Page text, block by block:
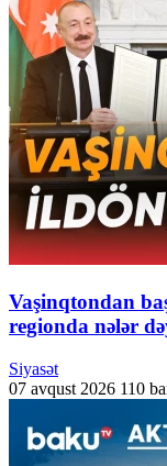
Vaşinqtondan
regionda nələr
Siyasət
07 avqust 2026 110